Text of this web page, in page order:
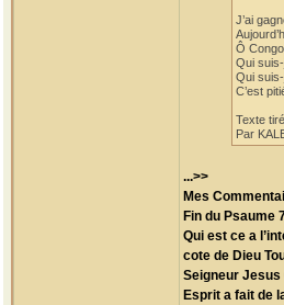
J’ai
Ô
Qui
Qui
C’est
Texte
Par
...>>
Mes
Fin du Psaume
Qui est ce a
cote de Dieu
Seigneur Jesus
Esprit a fait de